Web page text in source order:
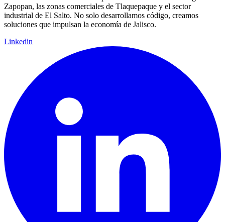
Zapopan, las zonas comerciales de Tlaquepaque y el sector
industrial de El Salto. No solo desarrollamos código, creamos
soluciones que impulsan la economía de Jalisco.
Linkedin